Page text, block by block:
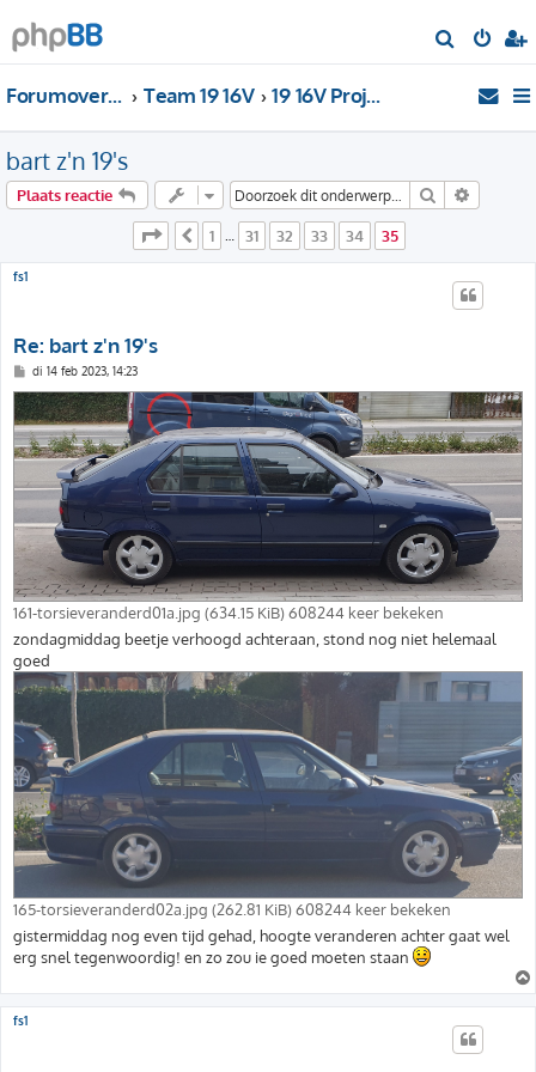
o
Forumoverzicht Team 19 16V 19 16V Projecten
bart z'n 19's
Plaats reactie Zoek
Pagina van 35
Vorige
1 … 31 32 33 34 35
fs1
Re: bart z'n 19's
B
r
i
c
h
t
di 14 feb 2023, 14:23
161-torsieveranderd01a.jpg (634.15 KiB) 608244 keer bekeken
zondagmiddag beetje verhoogd achteraan, stond nog niet helemaal
goed
165-torsieveranderd02a.jpg (262.81 KiB) 608244 keer bekeken
gistermiddag nog even tijd gehad, hoogte veranderen achter gaat wel
erg snel tegenwoordig! en zo zou ie goed moeten staan
fs1